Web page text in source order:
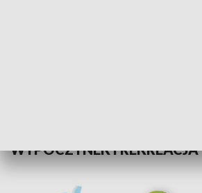
WYPOCZYNEK I REKREACJA